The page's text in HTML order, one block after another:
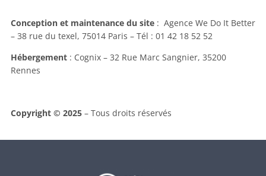
Conception et maintenance du site: Agence We Do It Better
– 38 rue du texel, 75014 Paris – Tél : 01 42 18 52 52
Hébergement: Cognix – 32 Rue Marc Sangnier, 35200
Rennes
Copyright © 2025– Tous droits réservés